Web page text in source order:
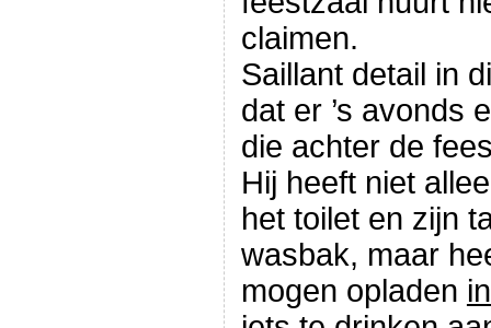
claimen.
Saillant detail in
dat er ’s avonds
die achter de
Hij heeft niet
het toilet en zijn
wasbak, maar
mogen opladen